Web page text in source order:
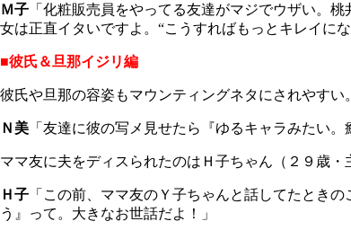
Ｍ子 「化粧販売員をやってる友達がマジでウザい。
女は正直イタいですよ。“こうすればもっとキレイに
■彼氏＆旦那イジリ編
彼氏や旦那の容姿もマウンティングネタにされやす
Ｎ美 「友達に彼の写メ見せたら『ゆるキャラみたい
ママ友に夫をディスられたのはＨ子ちゃん（２９歳・
Ｈ子 「この前、ママ友のＹ子ちゃんと話してたとき
う』って。大きなお世話だよ！」